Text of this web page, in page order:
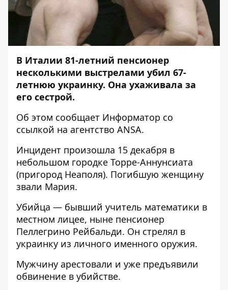
В Италии 81-летний пенсионер
несколькими выстрелами убил 67-
летнюю украинку. Она ухаживала за
его сестрой.
Об этом сообщает Информатор со
ссылкой на агентство ANSA.
Инцидент произошла 15 декабря в
небольшом городке Торре-Аннунсиата
(пригород Неаполя). Погибшую женщину
звали Мария.
Убийца — бывший учитель математики в
местном лицее, ныне пенсионер
Пеллегрино Рейбальди. Он стрелял в
украинку из личного именного оружия.
Мужчину арестовали и уже предъявили
обвинение в убийстве.